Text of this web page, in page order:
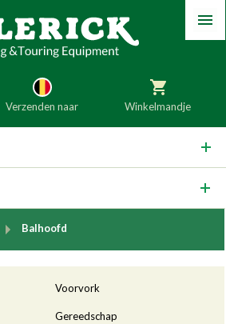
Verzenden naar
Italië
Finland
Ierland
Winkelmandje
Menu
breadcrumb.to
Balhoofd
Voorvork
Gereedschap